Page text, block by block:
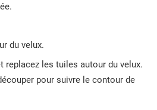
du velux.
replacez les tuiles autour du velux.
pour suivre le contour de